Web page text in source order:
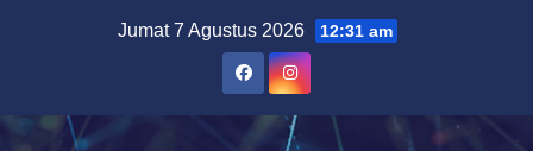
Jumat 7 Agustus 2026 12:31 am